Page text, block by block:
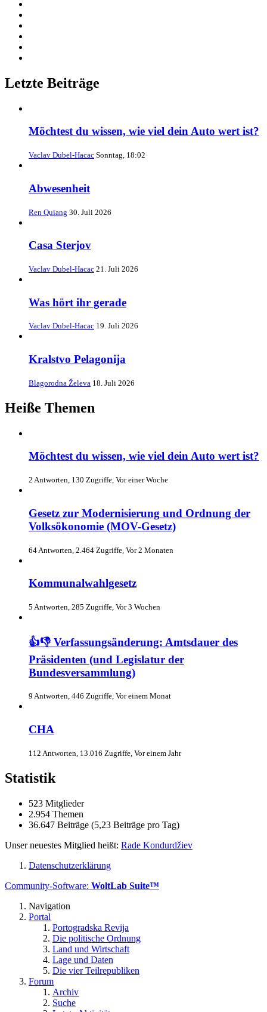
Letzte Beiträge
Möchtest du wissen, wie viel dein Auto wert ist?
Vaclav Dubel-Hacac Sonntag, 18:02
Abwesenheit
Ren Quiang 30. Juli 2026
Casa Sterjov
Vaclav Dubel-Hacac 21. Juli 2026
Was hört ihr gerade
Vaclav Dubel-Hacac 19. Juli 2026
Kralstvo Pelagonija
Blagorodna Želeva 18. Juli 2026
Heiße Themen
Möchtest du wissen, wie viel dein Auto wert ist?
2 Antworten, 130 Zugriffe, Vor einer Woche
Gesetz zur Modernisierung und Ordnung der
Volksökonomie (MOV-Gesetz)
64 Antworten, 2.464 Zugriffe, Vor 2 Monaten
Kommunalwahlgesetz
5 Antworten, 285 Zugriffe, Vor 3 Wochen
👍👎 Verfassungsänderung: Amtsdauer des
Präsidenten (und Legislatur der
Bundesversammlung)
9 Antworten, 446 Zugriffe, Vor einem Monat
СНА
112 Antworten, 13.016 Zugriffe, Vor einem Jahr
Statistik
523 Mitglieder
2.954 Themen
36.647 Beiträge (5,23 Beiträge pro Tag)
Unser neuestes Mitglied heißt: Rade Kondurdžiev
Datenschutzerklärung
Community-Software: WoltLab Suite™
Navigation
Portal
Portogradska Revija
Die politische Ordnung
Land und Wirtschaft
Lage und Daten
Die vier Teilrepubliken
Forum
Archiv
Suche